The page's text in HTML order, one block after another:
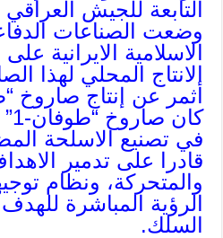
التابعة للجيش
وضعت الصناعات
الاسلامية الايرانية
الانتاج المحلي لهذا
أثمر عن إنتاج صاروخ
في تصنيع الاسلحة
قادرا على تدمير
والمتحركة، ونظام
الرؤية المباشرة
السلك.